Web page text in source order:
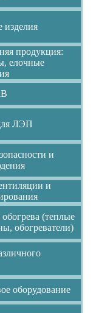
изделия
продукция:
елочные
ЛЭП
и
и
(теплые
обогреватели)
оборудование